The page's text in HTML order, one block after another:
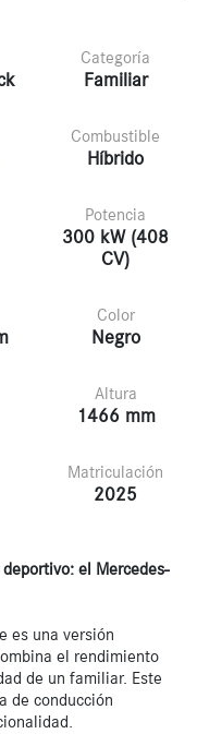
Categoría
Familiar
Combustible
Híbrido
Potencia
300 kW (408
CV)
Color
Negro
Altura
1466 mm
Matriculación
2025
el Mercedes-
es una versión
el rendimiento
de un familiar. Este
de conducción